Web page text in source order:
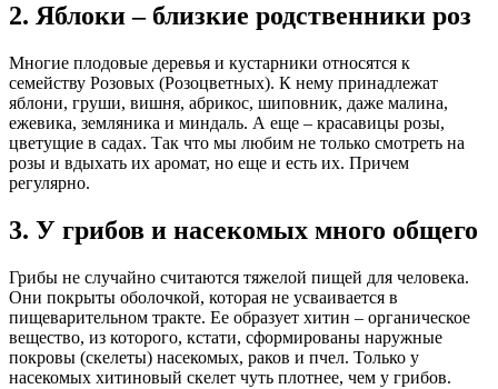
2. Яблоки – близкие родственники роз
Многие плодовые деревья и кустарники относятся к
семейству Розовых (Розоцветных). К нему принадлежат
яблони, груши, вишня, абрикос, шиповник, даже малина,
ежевика, земляника и миндаль. А еще – красавицы розы,
цветущие в садах. Так что мы любим не только смотреть на
розы и вдыхать их аромат, но еще и есть их. Причем
регулярно.
3. У грибов и насекомых много общего
Грибы не случайно считаются тяжелой пищей для человека.
Они покрыты оболочкой, которая не усваивается в
пищеварительном тракте. Ее образует хитин – органическое
вещество, из которого, кстати, сформированы наружные
покровы (скелеты) насекомых, раков и пчел. Только у
насекомых хитиновый скелет чуть плотнее, чем у грибов.